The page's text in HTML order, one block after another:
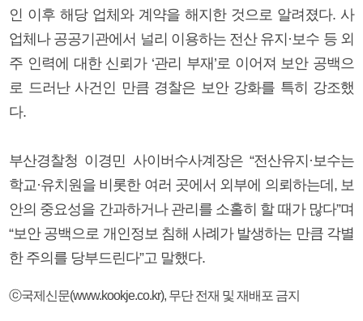
인 이후 해당 업체와 계약을 해지한 것으로 알려졌다. 사
업체나 공공기관에서 널리 이용하는 전산 유지·보수 등 외
주 인력에 대한 신뢰가 ‘관리 부재’로 이어져 보안 공백으
로 드러난 사건인 만큼 경찰은 보안 강화를 특히 강조했
다.
부산경찰청 이경민 사이버수사계장은 “전산유지·보수는
학교·유치원을 비롯한 여러 곳에서 외부에 의뢰하는데, 보
안의 중요성을 간과하거나 관리를 소홀히 할 때가 많다”며
“보안 공백으로 개인정보 침해 사례가 발생하는 만큼 각별
한 주의를 당부드린다”고 말했다.
ⓒ국제신문(www.kookje.co.kr), 무단 전재 및 재배포 금지